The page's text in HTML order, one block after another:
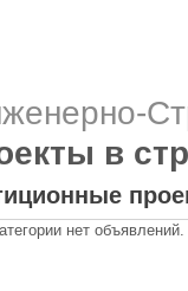
в
нет объявлений.